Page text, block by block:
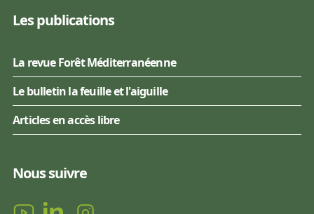
Les publications
La revue Forêt Méditerranéenne
Le bulletin la feuille et l'aiguille
Articles en accès libre
Nous suivre